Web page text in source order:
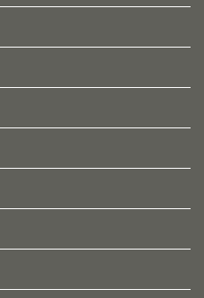
福岡のママ集まれ！につ
佐賀のママ集まれ！につ